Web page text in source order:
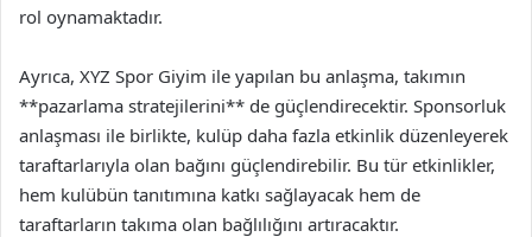
rol oynamaktadır.
Ayrıca, XYZ Spor Giyim ile yapılan bu anlaşma, takımın
**pazarlama stratejilerini** de güçlendirecektir. Sponsorluk
anlaşması ile birlikte, kulüp daha fazla etkinlik düzenleyerek
taraftarlarıyla olan bağını güçlendirebilir. Bu tür etkinlikler,
hem kulübün tanıtımına katkı sağlayacak hem de
taraftarların takıma olan bağlılığını artıracaktır.